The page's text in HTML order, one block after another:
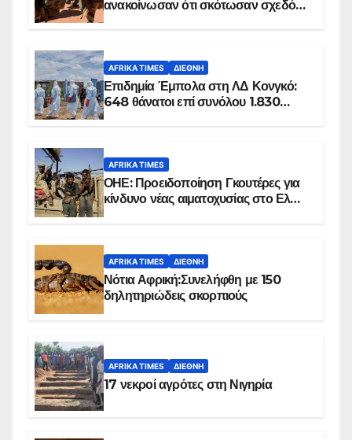
ανακοίνωσαν ότι σκότωσαν σχεδόν
AFRIKA TIMES ΔΙΕΘΝΉ
Επιδημία Έμπολα στη ΛΔ Κονγκό:
648 θάνατοι επί συνόλου 1.830
AFRIKA TIMES
ΟΗΕ: Προειδοποίηση Γκουτέρες για
κίνδυνο νέας αιματοχυσίας στο Ελ
AFRIKA TIMES ΔΙΕΘΝΉ
Νότια Αφρική:Συνελήφθη με 150
δηλητηριώδεις σκορπιούς
AFRIKA TIMES ΔΙΕΘΝΉ
17 νεκροί αγρότες στη Νιγηρία